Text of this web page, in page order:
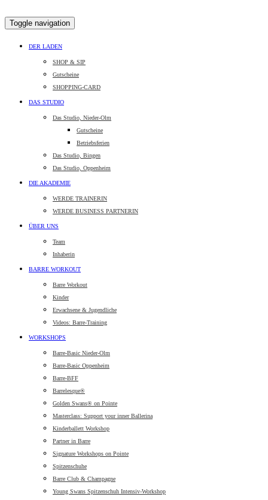
Toggle navigation
DER LADEN
SHOP & SIP
Gutscheine
SHOPPING-CARD
DAS STUDIO
Das Studio, Nieder-Olm
Gutscheine
Betriebsferien
Das Studio, Bingen
Das Studio, Oppenheim
DIE AKADEMIE
WERDE TRAINERIN
WERDE BUSINESS PARTNERIN
ÜBER UNS
Team
Inhaberin
BARRE WORKOUT
Barre Workout
Kinder
Erwachsene & Jugendliche
Videos: Barre-Training
WORKSHOPS
Barre-Basic Nieder-Olm
Barre-Basic Oppenheim
Barre-BFF
Barrelesque®
Golden Swans® on Pointe
Masterclass: Support your inner Ballerina
Kinderballett Workshop
Partner in Barre
Signature Workshops on Pointe
Spitzenschuhe
Barre Club & Champagne
Young Swans Spitzenschuh Intensiv-Workshop